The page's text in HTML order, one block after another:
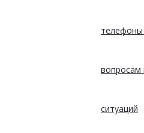
телефоны
вопросам
ситуаций